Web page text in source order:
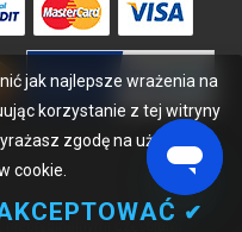
prawa zastrzeżone.
własnością ich właścicieli.
markami OEM. Wszystkie
częściami
jak najlepsze wrażenia na
korzystanie z tej witryny
zgodę na używanie
cookie.
✔